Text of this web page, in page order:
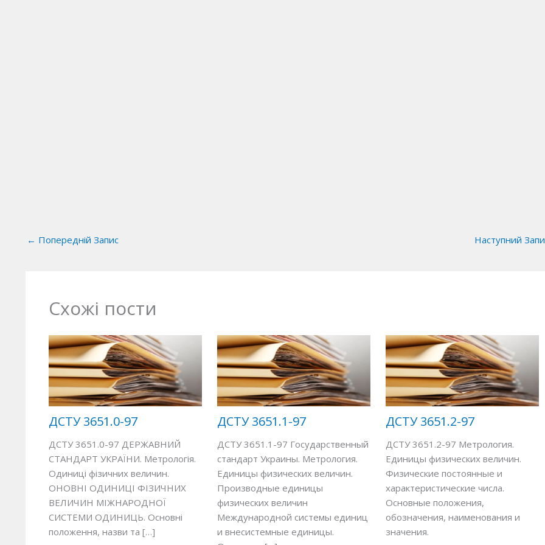
← Попередній Запис Наступний
Схожі пости
ДСТУ 3651.0-97
ДСТУ 3651.0-97 ДЕРЖАВНИЙ
СТАНДАРТ УКРАЇНИ. Метрологія.
Одиниці фізичних величин.
ОНОВНІ ОДИНИЦІ ФІЗИЧНИХ
ВЕЛИЧИН МІЖНАРОДНОЇ
СИСТЕМИ ОДИНИЦЬ. Основні
положення, назви та […]
ДСТУ 3651.1-97
ДСТУ 3651.1-97 Государственный
стандарт Украины. Метрология.
Единицы физических величин.
Производные единицы
физических величин
Международной системы единиц
и внесистемные единицы.
ДСТУ 3651.2-97
ДСТУ 3651.2-97 Метрология.
Единицы физических величин.
Физические постоянные и
характеристические числа.
Основные положения,
обозначения, наименования и
значения.